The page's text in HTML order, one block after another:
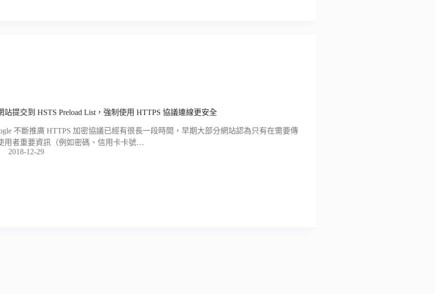
站提交到 HSTS Preload List，強制使用 HTTPS 協議連線更安全
不斷推廣 HTTPS 加密協議已經有很長一段時間，早期大部分網站認為只有在需要傳
用者重要資訊（例如密碼、信用卡卡號…
2018-12-29